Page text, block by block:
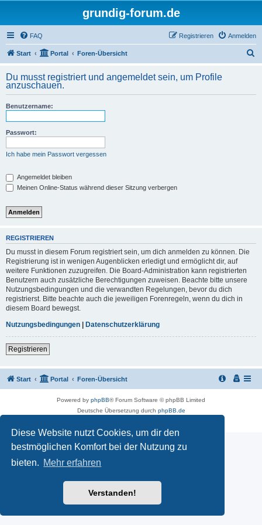
Diese Website nutzt Cookies, um dir den
bestmöglichen Komfort bei der Nutzung zu
bieten. Mehr erfahren
Verstanden!
grundig-forum.de
FAQ Anmelden
Registrieren
Start Portal Foren-Übersicht
h
Du musst registriert und angemeldet sein, um Profile
anzuschauen.
Benutzername:
Passwort:
Ich habe mein Passwort vergessen
Angemeldet bleiben
Meinen Online-Status während dieser Sitzung verbergen
REGISTRIEREN
Du musst in diesem Forum registriert sein, um dich anmelden zu können. Die
Registrierung ist in wenigen Augenblicken erledigt und ermöglicht dir, auf
weitere Funktionen zuzugreifen. Die Board-Administration kann registrierten
Benutzern auch zusätzliche Berechtigungen zuweisen. Beachte bitte unsere
Nutzungsbedingungen und die verwandten Regelungen, bevor du dich
registrierst. Bitte beachte auch die jeweiligen Forenregeln, wenn du dich in
diesem Board bewegst.
Nutzungsbedingungen | Datenschutzerklärung
Registrieren
Start Portal Foren-Übersicht
Powered by phpBB® Forum Software © phpBB Limited
Deutsche Übersetzung durch phpBB.de